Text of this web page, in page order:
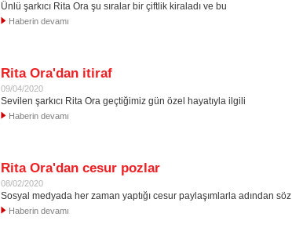
Ünlü şarkıcı Rita Ora şu sıralar bir çiftlik kiraladı ve bu
Haberin devamı
Rita Ora'dan itiraf
09/04/2020
Sevilen şarkıcı Rita Ora geçtiğimiz gün özel hayatıyla ilgili
Haberin devamı
Rita Ora'dan cesur pozlar
08/02/2020
Sosyal medyada her zaman yaptığı cesur paylaşımlarla adından söz
Haberin devamı